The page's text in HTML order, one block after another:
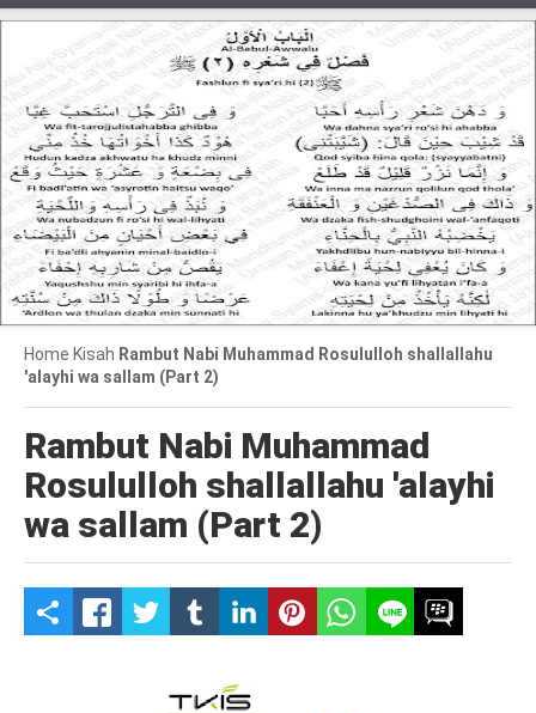
Home Kisah Rambut Nabi Muhammad Rosululloh shallallahu
'alayhi wa sallam (Part 2)
Rambut Nabi Muhammad
Rosululloh shallallahu 'alayhi
wa sallam (Part 2)
S